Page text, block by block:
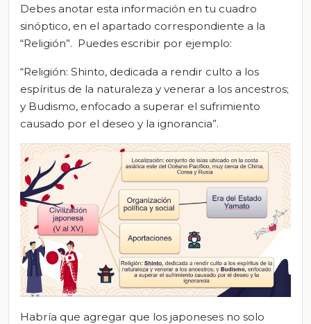
Debes anotar esta información en tu cuadro
sinóptico, en el apartado correspondiente a la
“Religión”. Puedes escribir por ejemplo:
“Religión: Shinto, dedicada a rendir culto a los
espíritus de la naturaleza y venerar a los ancestros;
y Budismo, enfocado a superar el sufrimiento
causado por el deseo y la ignorancia”.
Habría que agregar que los japoneses no solo